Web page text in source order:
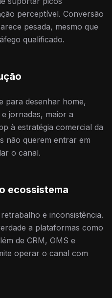
perceptível. Conversão
pesada, mesmo que
qualificado.
para desenhar home,
jornadas, maior a
à estratégia comercial da
não querem entrar em
o canal.
ecossistema
e inconsistência.
a plataformas como
de CRM, OMS e
operar o canal com